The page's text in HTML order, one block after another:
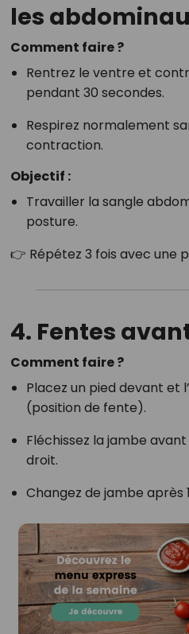
les
Comment faire ?
Rentrez le ventre et
pendant 30 secondes.
Respirez normalement
contraction.
Objectif :
Travailler la sangle
posture.
👉 Répétez 3 fois avec une
4. Fentes
Comment faire ?
Placez un pied devant et
(position de fente).
Fléchissez la jambe
droit.
Changez de jambe après